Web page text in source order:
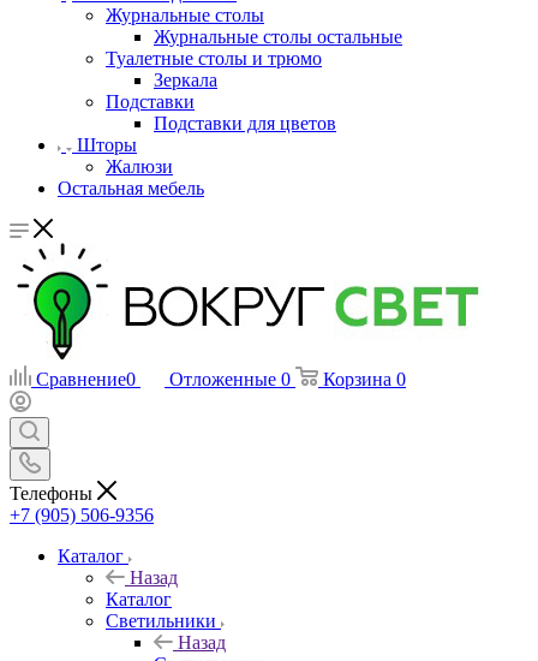
Журнальные столы
Журнальные столы остальные
Туалетные столы и трюмо
Зеркала
Подставки
Подставки для цветов
Шторы
Жалюзи
Остальная мебель
Сравнение0 Отложенные 0 Корзина 0
Телефоны
+7 (905) 506-9356
Каталог
Назад
Каталог
Светильники
Назад